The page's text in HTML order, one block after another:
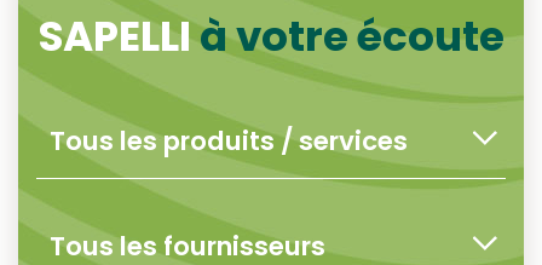
SAPELLIà votre écoute